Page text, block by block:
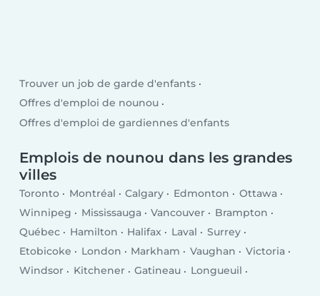
Trouver un job de garde d'enfants
Offres d'emploi de nounou
Offres d'emploi de gardiennes d'enfants
Emplois de nounou dans les grandes
villes
Toronto Montréal Calgary Edmonton
Ottawa
Winnipeg
Mississauga Vancouver
Brampton
Québec
Hamilton Halifax Laval
Surrey
Etobicoke
London Markham Vaughan
Victoria
Windsor
Kitchener Gatineau
Longueuil